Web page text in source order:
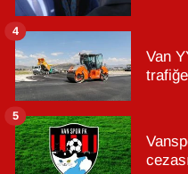
Van
4
5